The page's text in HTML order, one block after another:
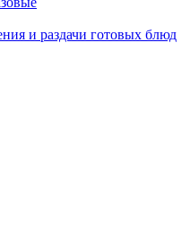
и раздачи готовых блюд